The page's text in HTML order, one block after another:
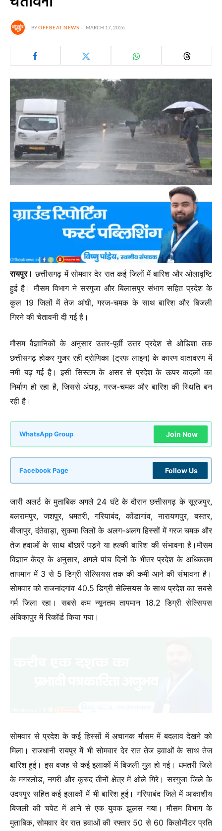
BYOFFBEAT NEWS MARCH 17, 2026
रायपुर। छत्तीसगढ़ में सोमवार देर रात कई जिलों में बारिश और ओलावृष्टि
हुई है। मौसम विभाग ने सरगुजा और बिलासपुर संभाग सहित प्रदेश के
कुल 19 जिलों में तेज आंधी, गरज-चमक के साथ बारिश और बिजली
गिरने की चेतावनी दी गई है।
मौसम वैज्ञानिकों के अनुसार उत्तर-पूर्वी उत्तर प्रदेश से ओडिशा तक
छत्तीसगढ़ होकर गुजर रही द्रोणिका (ट्रफ लाइन) के कारण वातावरण में
नमी बढ़ गई है। इसी सिस्टम के असर से प्रदेश के ऊपर बादलों का
निर्माण हो रहा है, जिससे अंधड़, गरज-चमक और बारिश की स्थिति बन
रही है।
WhatsApp Group Join Now
Facebook Page Follow Us
जारी अलर्ट के मुताबिक अगले 24 घंटे के दौरान छत्तीसगढ़ के सूरजपुर,
बलरामपुर, जशपुर, धमतरी, गरियाबंद, कोंडागांव, नारायणपुर, बस्तर,
बीजापुर, दंतेवाड़ा, सुकमा जिलों के अलग-अलग हिस्सों में गरज चमक और
तेज हवाओं के साथ बौछारें पड़ने या हल्की बारिश की संभावना है।मौसम
विज्ञान केंद्र के अनुसार, अगले पांच दिनों के भीतर प्रदेश के अधिकतम
तापमान में 3 से 5 डिग्री सेल्सियस तक की कमी आने की संभावना है।
सोमवार को राजनांदगांव 40.5 डिग्री सेल्सियस के साथ प्रदेश का सबसे
गर्म जिला रहा। सबसे कम न्यूनतम तापमान 18.2 डिग्री सेल्सियस
अंबिकापुर में रिकॉर्ड किया गया।
सोमवार से प्रदेश के कई हिस्सों में अचानक मौसम में बदलाव देखने को
मिला। राजधानी रायपुर में भी सोमवार देर रात तेज हवाओं के साथ तेज
बारिश हुई। इस वजह से कई इलाकों में बिजली गुल हो गई। धमतरी जिले
के मगरलोड, नगरी और कुरुद तीनों क्षेत्र में ओले गिरे। सरगुजा जिले के
उदयपुर सहित कई इलाकों में भी बारिश हुई। गरियाबंद जिले में आकाशीय
बिजली की चपेट में आने से एक युवक झुलस गया। मौसम विभाग के
मुताबिक, सोमवार देर रात हवाओं की रफ्तार 50 से 60 किलोमीटर प्रति